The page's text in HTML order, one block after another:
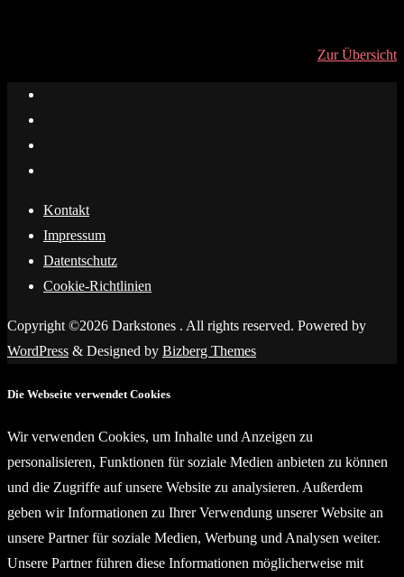
Zur Übersicht
Kontakt
Impressum
Datentschutz
Cookie-Richtlinien
Copyright ©2026 Darkstones . All rights reserved. Powered by
WordPress & Designed by Bizberg Themes
Die Webseite verwendet Cookies
Wir verwenden Cookies, um Inhalte und Anzeigen zu
personalisieren, Funktionen für soziale Medien anbieten zu können
und die Zugriffe auf unsere Website zu analysieren. Außerdem
geben wir Informationen zu Ihrer Verwendung unserer Website an
unsere Partner für soziale Medien, Werbung und Analysen weiter.
Unsere Partner führen diese Informationen möglicherweise mit